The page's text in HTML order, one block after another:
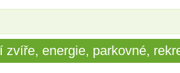
energie, parkovné,